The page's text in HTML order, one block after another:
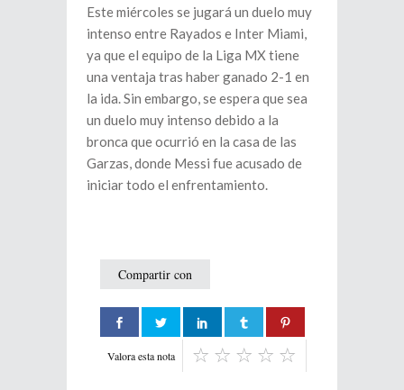
Este miércoles se jugará un duelo muy
intenso entre Rayados e Inter Miami,
ya que el equipo de la Liga MX tiene
una ventaja tras haber ganado 2-1 en
la ida. Sin embargo, se espera que sea
un duelo muy intenso debido a la
bronca que ocurrió en la casa de las
Garzas, donde Messi fue acusado de
iniciar todo el enfrentamiento.
Compartir con
Valora esta nota